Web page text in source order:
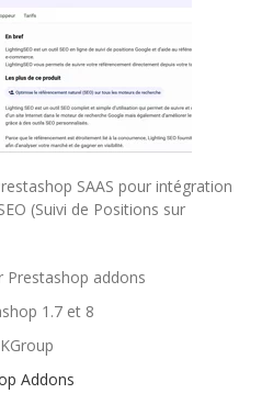
SAAS pour intégration
(Suivi de Positions sur
Prestashop addons
1.7 et 8
Addons